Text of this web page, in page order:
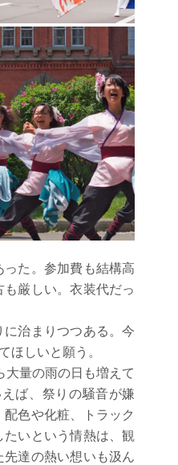
た。参加費も結構高
厳しい。衣装代だっ
治まりつつある。今
ほしいと願う。
量の雨の日も増えて
ば、祭りの騒音が嫌
色や化粧、トラック
いという情熱は、観
達の熱い想いも汲ん